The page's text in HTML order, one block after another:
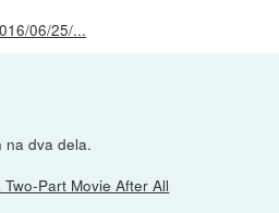
06/25/...
na dva dela.
Part Movie After All